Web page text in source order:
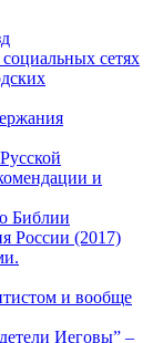
сетях
и
Библии
России (2017)
и вообще
Иеговы” –